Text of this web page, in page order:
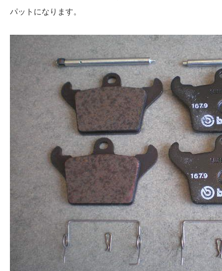
パットになります。